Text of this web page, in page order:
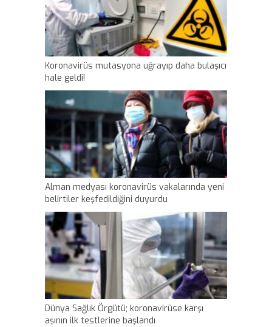
Koronavirüs mutasyona uğrayıp daha bulaşıcı
hale geldi!
Alman medyası koronavirüs vakalarında yeni
belirtiler keşfedildiğini duyurdu
Dünya Sağlık Örgütü; koronavirüse karşı
aşının ilk testlerine başlandı